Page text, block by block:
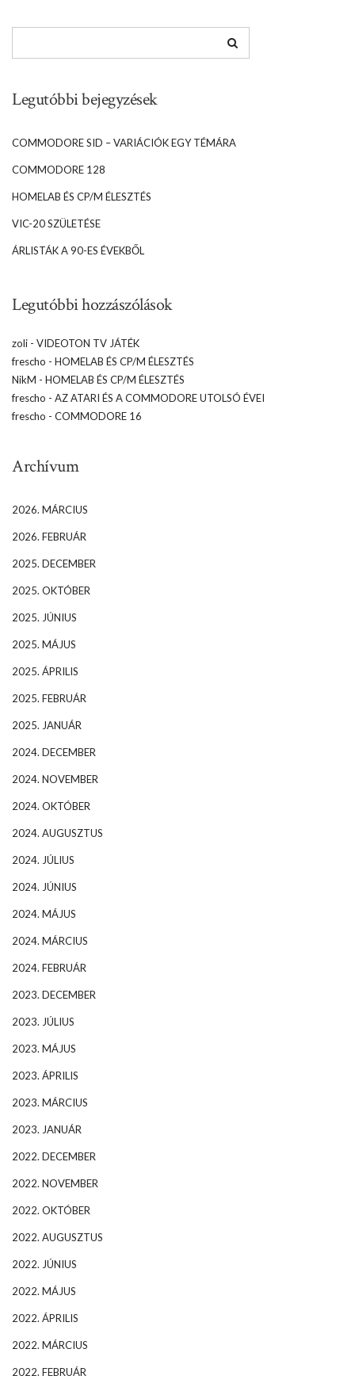
Legutóbbi bejegyzések
COMMODORE SID – VARIÁCIÓK EGY TÉMÁRA
COMMODORE 128
HOMELAB ÉS CP/M ÉLESZTÉS
VIC-20 SZÜLETÉSE
ÁRLISTÁK A 90-ES ÉVEKBŐL
Legutóbbi hozzászólások
zoli - VIDEOTON TV JÁTÉK
frescho - HOMELAB ÉS CP/M ÉLESZTÉS
NikM - HOMELAB ÉS CP/M ÉLESZTÉS
frescho - AZ ATARI ÉS A COMMODORE UTOLSÓ ÉVEI
frescho - COMMODORE 16
Archívum
2026. MÁRCIUS
2026. FEBRUÁR
2025. DECEMBER
2025. OKTÓBER
2025. JÚNIUS
2025. MÁJUS
2025. ÁPRILIS
2025. FEBRUÁR
2025. JANUÁR
2024. DECEMBER
2024. NOVEMBER
2024. OKTÓBER
2024. AUGUSZTUS
2024. JÚLIUS
2024. JÚNIUS
2024. MÁJUS
2024. MÁRCIUS
2024. FEBRUÁR
2023. DECEMBER
2023. JÚLIUS
2023. MÁJUS
2023. ÁPRILIS
2023. MÁRCIUS
2023. JANUÁR
2022. DECEMBER
2022. NOVEMBER
2022. OKTÓBER
2022. AUGUSZTUS
2022. JÚNIUS
2022. MÁJUS
2022. ÁPRILIS
2022. MÁRCIUS
2022. FEBRUÁR